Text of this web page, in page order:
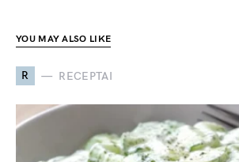
YOU MAY ALSO LIKE
R RECEPTAI